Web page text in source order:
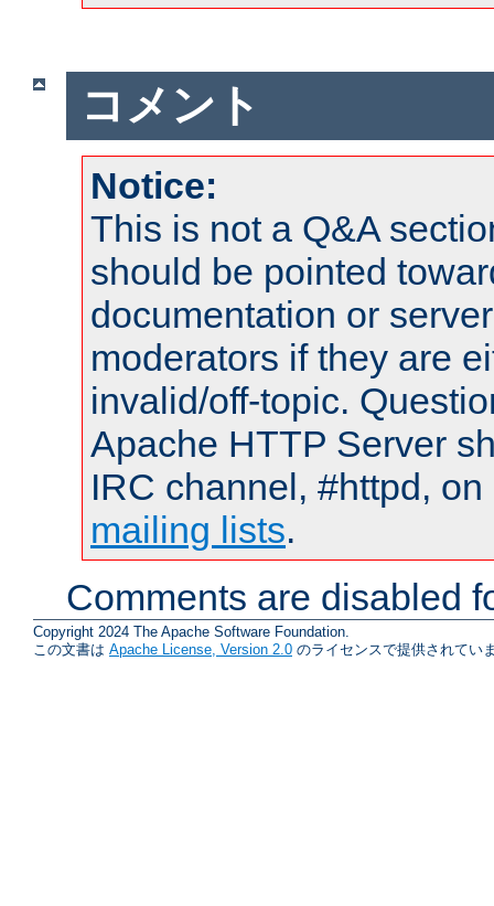
コメント
Notice:
This is not a Q&A
should be pointed
documentation or
moderators if they are
invalid/off-topic.
Apache HTTP Server
IRC channel, #httpd,
mailing lists.
Comments are disabled
Copyright 2024 The Apache Software Foundation.
この文書は Apache License, Version 2.0 のライセンスで提供されてい